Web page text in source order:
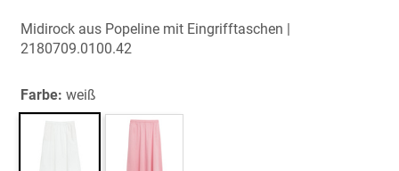
springen
Midirock aus Popeline mit Eingrifftaschen |
2180709.0100.42
Farbe: weiß